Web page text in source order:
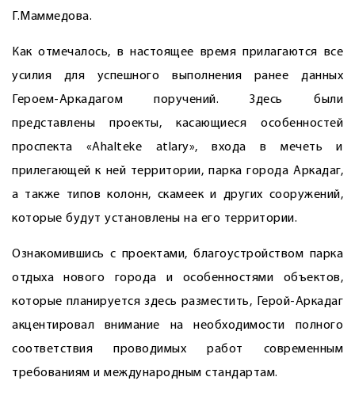
Г.Маммедова.
Как отмечалось, в настоящее время прилагаются все
усилия для успешного выполнения ранее данных
Героем-­Аркадагом поручений. Здесь были
представлены проекты, касающиеся особенностей
проспекта «Ahalteke atlary», входа в мечеть и
прилегающей к ней территории, парка города Аркадаг,
а также типов колонн, скамеек и других сооружений,
которые будут установлены на его территории.
Ознакомившись с проектами, благо­устройством парка
отдыха нового города и особенностями объектов,
которые планируется здесь разместить, Герой-Аркадаг
акцентировал внимание на необходимости полного
соответствия проводимых работ современным
требованиям и международным стандартам.